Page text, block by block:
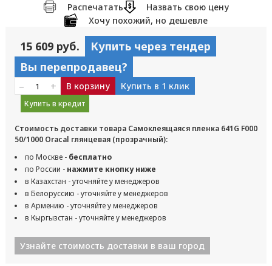
Распечатать
Назвать свою цену
Хочу похожий, но дешевле
15 609 руб.
Купить через тендер
Вы перепродавец?
– + В корзину Купить в 1 клик
Купить в кредит
Стоимость доставки товара Самоклеящаяся пленка 641G F000
50/1000 Oracal глянцевая (прозрачный):
по Москве - бесплатно
по России - нажмите кнопку ниже
в Казахстан - уточняйте у менеджеров
в Белоруссию - уточняйте у менеджеров
в Армению - уточняйте у менеджеров
в Кыргызстан - уточняйте у менеджеров
Узнайте стоимость доставки в ваш город